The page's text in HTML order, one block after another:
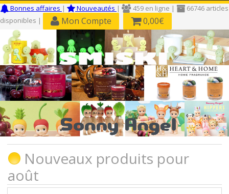
Bonnes affaires | Nouveautés | 459 en ligne |
66746 articles
disponibles |
Mon Compte 0,00€
Nouveaux produits pour
août